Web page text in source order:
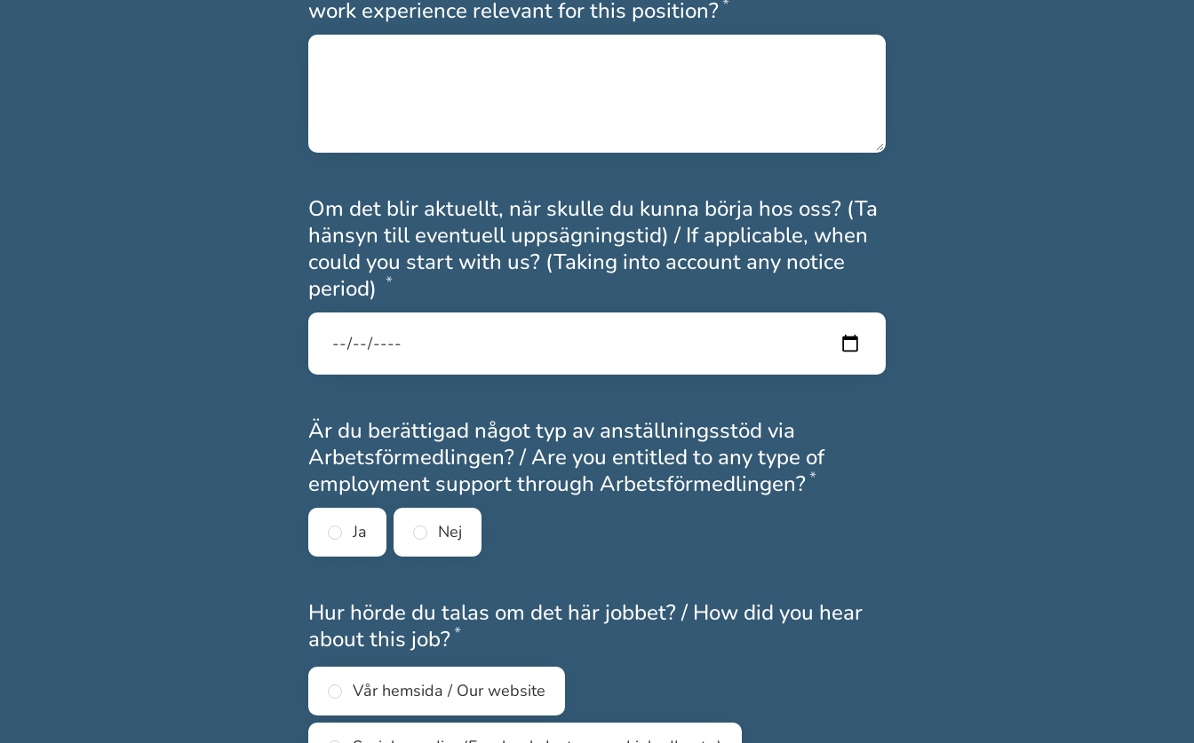
work experience relevant for this position?*Obligatoriskt
Om det blir aktuellt, när skulle du kunna börja hos oss? (Ta
hänsyn till eventuell uppsägningstid) / If applicable, when
could you start with us? (Taking into account any notice
period) *Obligatoriskt
Är du berättigad något typ av anställningsstöd via
Arbetsförmedlingen? / Are you entitled to any type of
employment support through Arbetsförmedlingen?*Obligatoriskt
Ja Nej
Hur hörde du talas om det här jobbet? / How did you hear
about this job?*Obligatoriskt
Vår hemsida / Our website